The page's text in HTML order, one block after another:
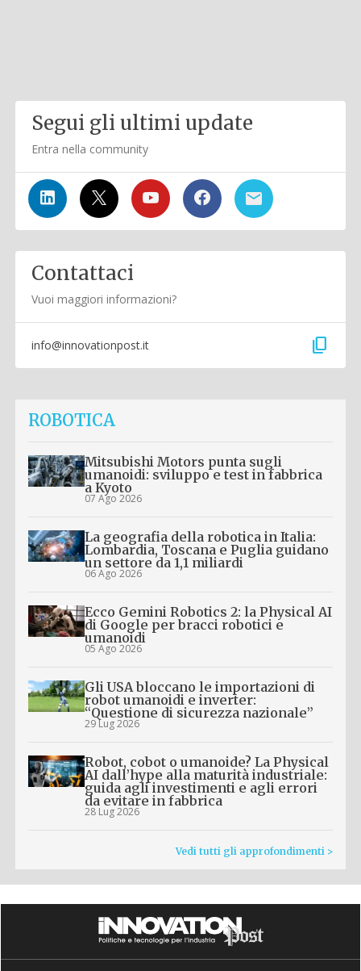
Segui gli ultimi update
Entra nella community
Contattaci
Vuoi maggiori informazioni?
info@innovationpost.it content_copy
ROBOTICA
Mitsubishi Motors punta sugli
umanoidi: sviluppo e test in fabbrica
a Kyoto
07 Ago 2026
La geografia della robotica in Italia:
Lombardia, Toscana e Puglia guidano
un settore da 1,1 miliardi
06 Ago 2026
Ecco Gemini Robotics 2: la Physical AI
di Google per bracci robotici e
umanoidi
05 Ago 2026
Gli USA bloccano le importazioni di
robot umanoidi e inverter:
“Questione di sicurezza nazionale”
29 Lug 2026
Robot, cobot o umanoide? La Physical
AI dall’hype alla maturità industriale:
guida agli investimenti e agli errori
da evitare in fabbrica
28 Lug 2026
Vedi tutti gli approfondimenti >